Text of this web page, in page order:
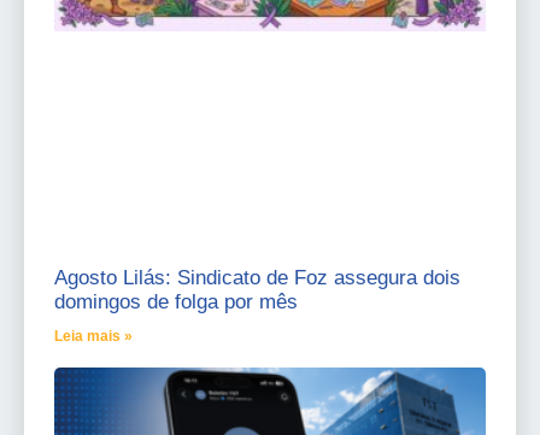
Agosto Lilás: Sindicato de Foz assegura dois
domingos de folga por mês
Leia mais »